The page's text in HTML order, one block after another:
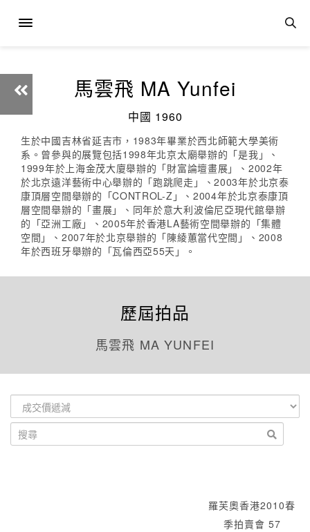
馬雲飛 MA Yunfei
中國 1960
生於中國吉林省延吉市，1983年畢業於西北師範大學美術
系。曾參與的展覽包括1998年北京太廟舉辦的「是我」、
1999年於上海金茂大廈舉辦的「財富論壇畫展」、2002年
於北京遠洋藝術中心舉辦的「跑跳爬走」、2003年於北京泰
康頂層空間舉辦的「CONTROL-Z」、2004年於北京泰康頂
層空間舉辦的「畫展」、同年於意大利波倫尼亞現代館舉辦
的「亞洲工廠」、2005年於香港LA藝術空間舉辦的「集體
空間」、2007年於北京舉辦的「陳綾蕙當代空間」、2008
年於西班牙舉辦的「瓦倫西亞55天」。
歷屆拍品
馬雲飛 MA YUNFEI
羅芙奧香港2010春
季拍賣會 57